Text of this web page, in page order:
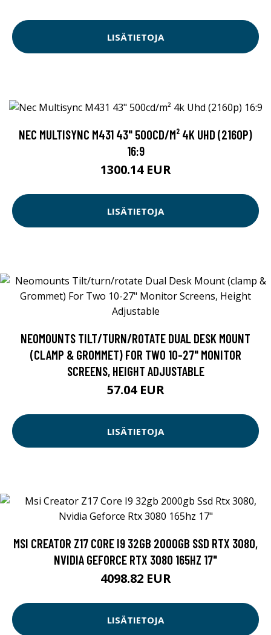
LISÄTIETOJA
NEC MULTISYNC M431 43" 500CD/M² 4K UHD (2160P)
16:9
1300.14 EUR
LISÄTIETOJA
NEOMOUNTS TILT/TURN/ROTATE DUAL DESK MOUNT
(CLAMP & GROMMET) FOR TWO 10-27" MONITOR
SCREENS, HEIGHT ADJUSTABLE
57.04 EUR
LISÄTIETOJA
MSI CREATOR Z17 CORE I9 32GB 2000GB SSD RTX 3080,
NVIDIA GEFORCE RTX 3080 165HZ 17"
4098.82 EUR
LISÄTIETOJA